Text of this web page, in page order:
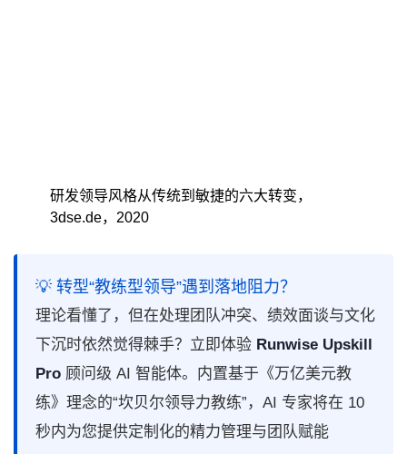
研发领导风格从传统到敏捷的六大转变，
3dse.de，2020
💡 转型“教练型领导”遇到落地阻力？
理论看懂了，但在处理团队冲突、绩效面谈与文化
下沉时依然觉得棘手？立即体验 Runwise Upskill
Pro 顾问级 AI 智能体。内置基于《万亿美元教
练》理念的“坎贝尔领导力教练”，AI 专家将在 10
秒内为您提供定制化的精力管理与团队赋能